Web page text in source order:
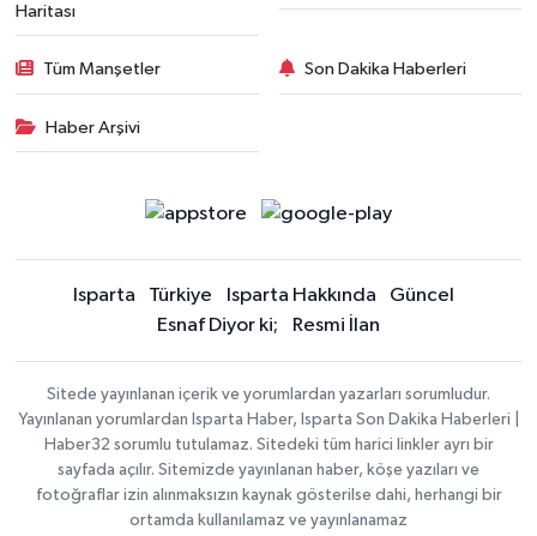
Haritası
Tüm Manşetler Son Dakika Haberleri
Haber Arşivi
Isparta Türkiye Isparta Hakkında
Güncel
Esnaf Diyor ki;
Resmi İlan
Sitede yayınlanan içerik ve yorumlardan yazarları sorumludur.
Yayınlanan yorumlardan Isparta Haber, Isparta Son Dakika Haberleri |
Haber32 sorumlu tutulamaz. Sitedeki tüm harici linkler ayrı bir
sayfada açılır. Sitemizde yayınlanan haber, köşe yazıları ve
fotoğraflar izin alınmaksızın kaynak gösterilse dahi, herhangi bir
ortamda kullanılamaz ve yayınlanamaz